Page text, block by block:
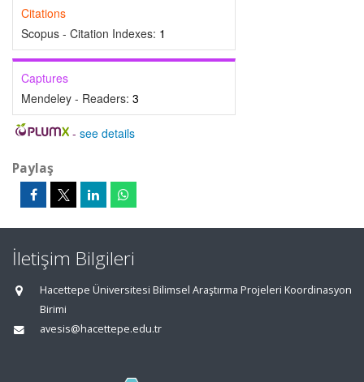
Citations
Scopus - Citation Indexes: 1
Captures
Mendeley - Readers: 3
- see details
Paylaş
İletişim Bilgileri
Hacettepe Üniversitesi Bilimsel Araştırma Projeleri Koordinasyon
Birimi
avesis@hacettepe.edu.tr